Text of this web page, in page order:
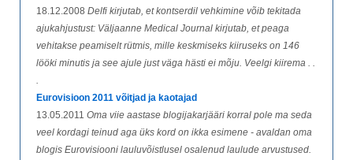
18.12.2008 Delfi kirjutab, et kontserdil vehkimine võib tekitada
ajukahjustust: Väljaanne Medical Journal kirjutab, et peaga
vehitakse peamiselt rütmis, mille keskmiseks kiiruseks on 146
lööki minutis ja see ajule just väga hästi ei mõju. Veelgi kiirema . .
Eurovisioon 2011 võitjad ja kaotajad
13.05.2011 Oma viie aastase blogijakarjääri korral pole ma seda
veel kordagi teinud aga üks kord on ikka esimene - avaldan oma
blogis Eurovisiooni lauluvõistlusel osalenud laulude arvustused.